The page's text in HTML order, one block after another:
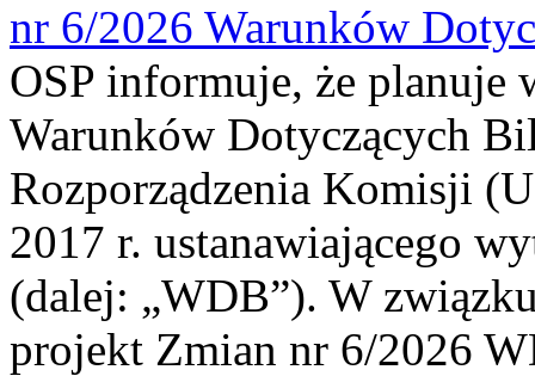
nr 6/2026 Warunków
OSP informuje, że planuje
Warunków Dotyczących
Rozporządzenia Komisji
2017 r. ustanawiającego
(dalej: „WDB”). W
projekt Zmian nr 6/2026